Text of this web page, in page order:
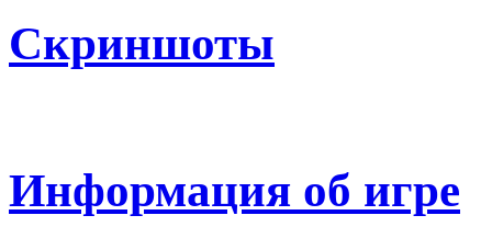
Скриншоты
Информация об игре